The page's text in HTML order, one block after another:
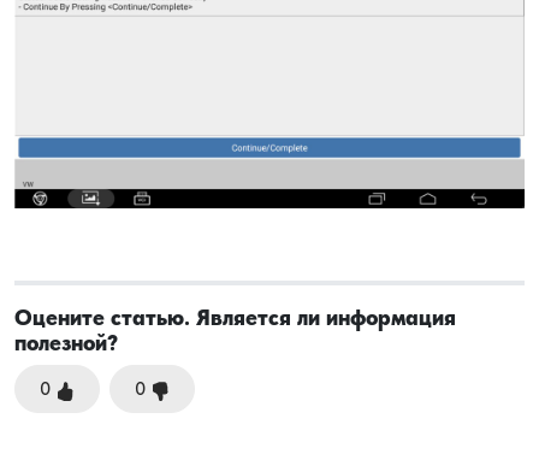
Оцените статью. Является ли информация
полезной?
0 0